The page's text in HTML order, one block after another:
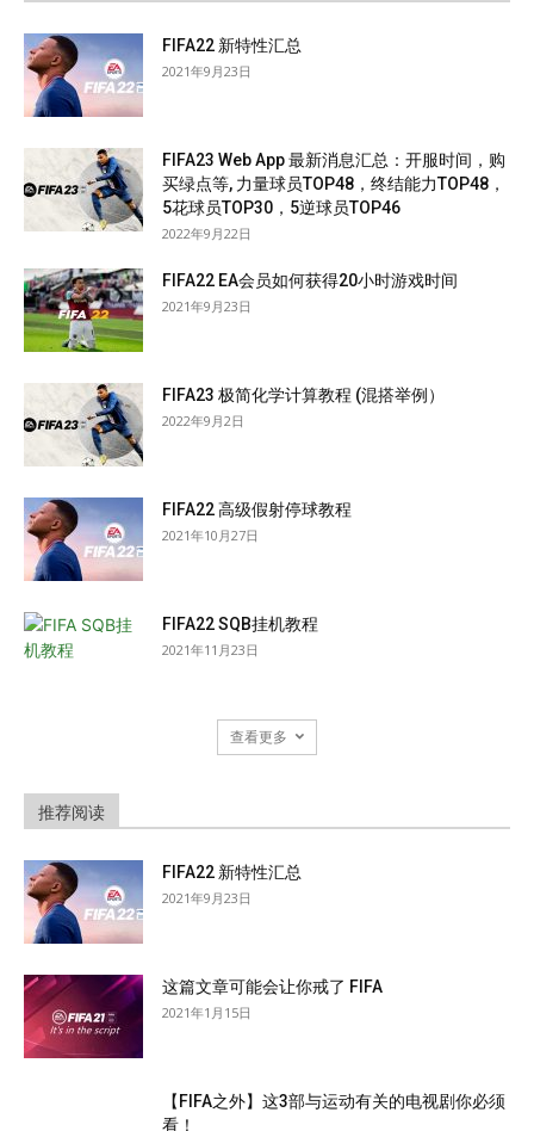
FIFA22 新特性汇总
2021年9月23日
FIFA23 Web App 最新消息汇总：开服时间，购
买绿点等, 力量球员TOP48，终结能力TOP48，
5花球员TOP30，5逆球员TOP46
2022年9月22日
FIFA22 EA会员如何获得20小时游戏时间
2021年9月23日
FIFA23 极简化学计算教程 (混搭举例）
2022年9月2日
FIFA22 高级假射停球教程
2021年10月27日
FIFA22 SQB挂机教程
2021年11月23日
查看更多
推荐阅读
FIFA22 新特性汇总
2021年9月23日
这篇文章可能会让你戒了 FIFA
2021年1月15日
【FIFA之外】这3部与运动有关的电视剧你必须
看！